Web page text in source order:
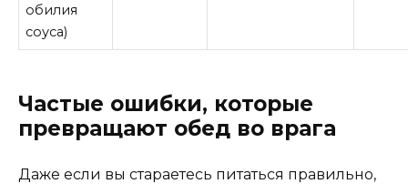
обилия
соуса)
Частые ошибки, которые
превращают обед во врага
Даже если вы стараетесь питаться правильно,